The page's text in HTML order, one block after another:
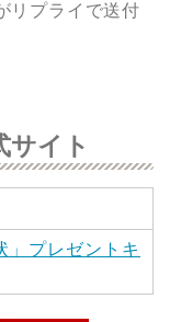
リプライで送付
サイト
」プレゼントキ